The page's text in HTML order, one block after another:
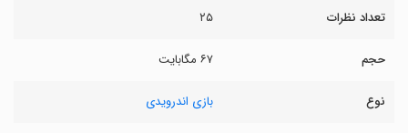
تعداد نظرات ۲۵
حجم ۶۷ مگابایت
نوع بازی اندرویدی